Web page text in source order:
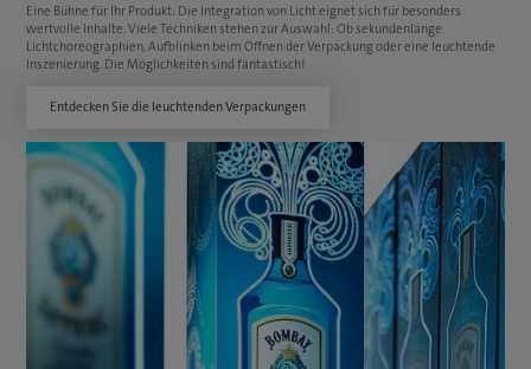
Eine Bühne für Ihr Produkt: Die Integration von Licht eignet sich für besonders
wertvolle Inhalte. Viele Techniken stehen zur Auswahl: Ob sekundenlange
Lichtchoreographien, Aufblinken beim Öffnen der Verpackung oder eine leuchtende
Inszenierung. Die Möglichkeiten sind fantastisch!
Entdecken Sie die leuchtenden Verpackungen